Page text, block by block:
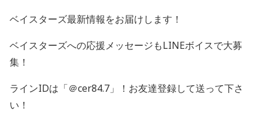
ベイスターズ最新情報をお届けします！
ベイスターズへの応援メッセージもLINEボイスで大募
集！
ラインIDは「＠cer84.7 」！お友達登録して送って下さ
い！